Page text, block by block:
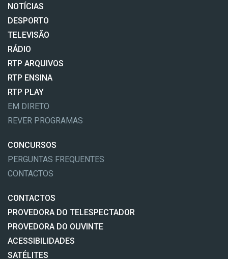
NOTÍCIAS
DESPORTO
TELEVISÃO
RÁDIO
RTP ARQUIVOS
RTP ENSINA
RTP PLAY
EM DIRETO
REVER PROGRAMAS
CONCURSOS
PERGUNTAS FREQUENTES
CONTACTOS
CONTACTOS
PROVEDORA DO TELESPECTADOR
PROVEDORA DO OUVINTE
ACESSIBILIDADES
SATÉLITES